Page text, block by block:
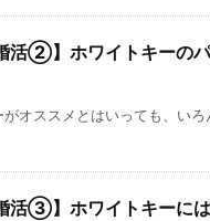
活②】ホワイトキーの
オススメとはいっても、い
活③】ホワイトキーに